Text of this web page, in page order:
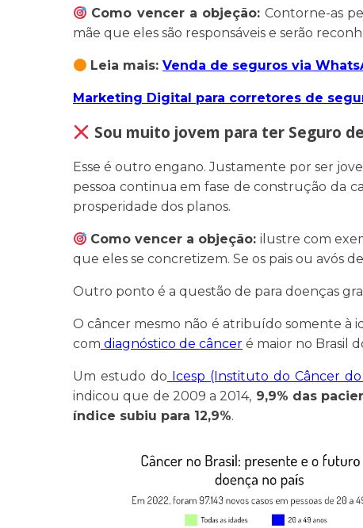
Como vencer a objeção:Contorne-as
mãe que eles são responsáveis e serão
Leia mais:Venda de seguros via
Marketing Digital para corretores de
Sou muito jovem para ter Seguro
Esse é outro engano. Justamente por ser
pessoa continua em fase de construção da
prosperidade dos planos.
Como vencer a objeção:ilustre com
que eles se concretizem. Se os pais ou avós
Outro ponto é a questão de para doenças
O câncer mesmo não é atribuído somente à
com diagnóstico de câncer é maior no Brasil
Um estudo do Icesp (Instituto do Câncer
indicou que de 2009 a 2014, 9,9% das
índice subiu para 12,9%.